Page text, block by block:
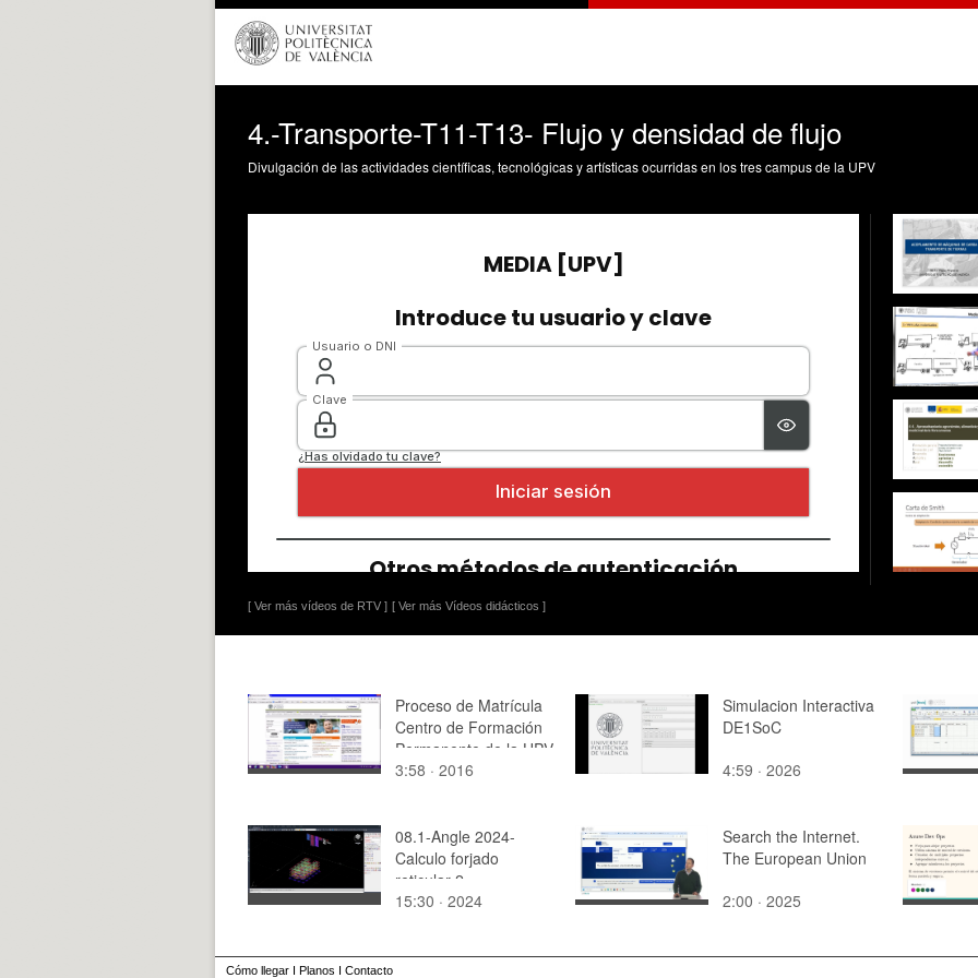
4.-Transporte-T11-T13- Flujo y densidad de flujo
Divulgación de las actividades científicas, tecnológicas y artísticas ocurridas en los tres campus de la UPV
[ Ver más vídeos de RTV ] [ Ver más Vídeos didácticos ]
Proceso de Matrícula
Centro de Formación
Permanente de la UPV
3:58 · 2016
Simulacion Interactiva
DE1SoC
4:59 · 2026
08.1-Angle 2024-
Calculo forjado
reticular 2
15:30 · 2024
Search the Internet.
The European Union
2:00 · 2025
Cómo llegar I Planos I Contacto